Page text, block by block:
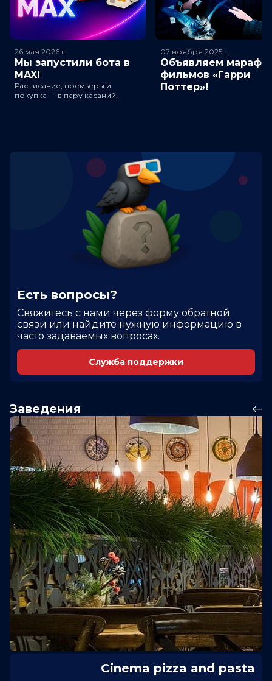
26 мая 2026 г.
Мы запустили бота в
MAX!
Расписание, премьеры и
покупка — в пару касаний.
07 ноября 2025 г.
Объявляем
фильмов «Гарри
Поттер»!
Есть вопросы?
Cвяжитесь с нами через форму обратной
связи или найдите нужную информацию в
часто задаваемых вопросах.
Служба поддержки
Заведения
Cinema pizza and pasta